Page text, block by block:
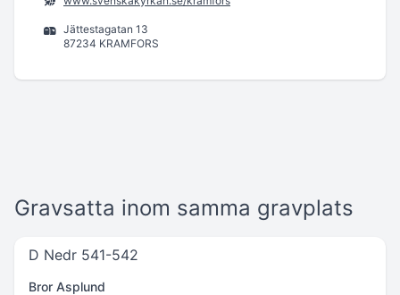
Jättestagatan 13
87234 KRAMFORS
Gravsatta inom samma gravplats
D Nedr 541-542
Bror Asplund